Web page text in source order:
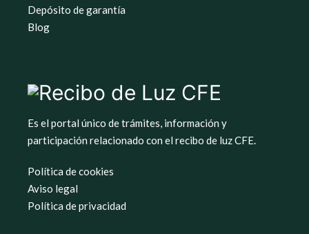
Depósito de garantía
Blog
Es el portal único de trámites, información y
participación relacionado con el recibo de luz CFE.
Política de cookies
Aviso legal
Política de privacidad